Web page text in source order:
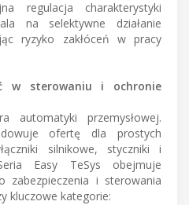
regulacja charakterystyki
na selektywne działanie
ryzyko zakłóceń w pracy
w sterowaniu i ochronie
automatyki przemysłowej.
ofertę dla prostych
silnikowe, styczniki i
Easy TeSys obejmuje
zabezpieczenia i sterowania
kluczowe kategorie: